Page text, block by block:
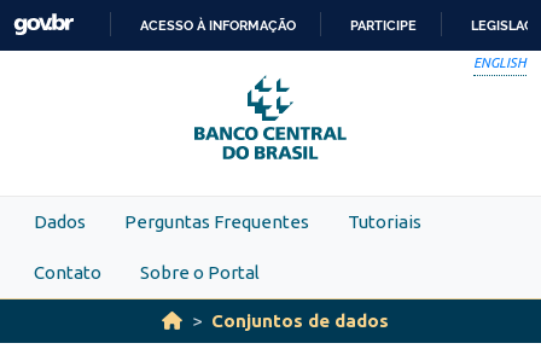
Skip to main content
PARA
O
CONTEÚDO
ACESSO À INFORMAÇÃO PARTICIPE
ENGLISH
Dados Perguntas Frequentes Tutoriais
Contato Sobre o Portal
Conjuntos de dados